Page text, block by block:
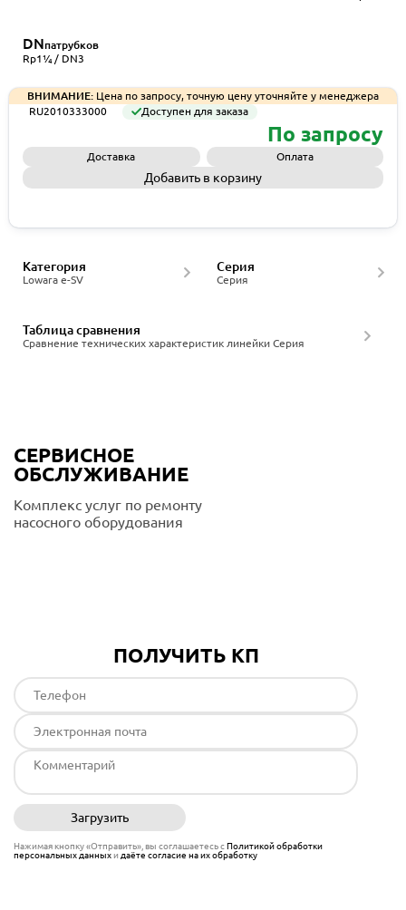
DNпатрубков
Rp1¼ / DN3
ВНИМАНИЕ: Цена по запросу, точную цену уточняйте у менеджера
RU2010333000
Доступен для заказа
По запросу
Доставка Оплата
Добавить в корзину
Lowara e-SV
Категория
Серия
Серия
Сравнение технических характеристик линейки Серия
Таблица сравнения
СЕРВИСНОЕ
ОБСЛУЖИВАНИЕ
Комплекс услуг по ремонту
насосного оборудования
ПОЛУЧИТЬ КП
Загрузить
Нажимая кнопку «Отправить», вы соглашаетесь сПолитикой обработки
персональных данныхи даёте согласие на их обработку